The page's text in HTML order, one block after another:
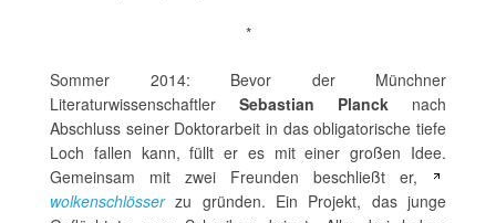
*
Sommer 2014: Bevor der Münchner
Literaturwissenschaftler Sebastian Planck nach
Abschluss seiner Doktorarbeit in das obligatorische tiefe
Loch fallen kann, füllt er es mit einer großen Idee.
Gemeinsam mit zwei Freunden beschließt er,
wolkenschlösserzu gründen. Ein Projekt, das junge